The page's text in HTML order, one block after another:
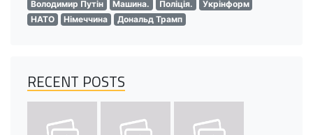
Володимир Путін
Машина. Поліція.
Укрінформ
НАТО
Німеччина Дональд Трамп
RECENT POSTS